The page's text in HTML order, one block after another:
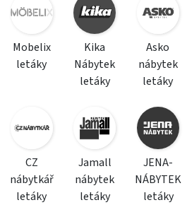
Mobelix
letáky
Kika
Nábytek
letáky
Asko
nábytek
letáky
CZ
nábytkář
letáky
Jamall
nábytek
letáky
JENA-
NÁBYTEK
letáky